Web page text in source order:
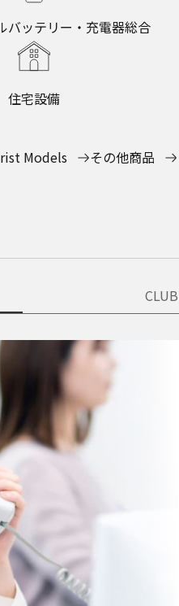
バッテリー・充電器総合
住宅設備
Models
その他商品